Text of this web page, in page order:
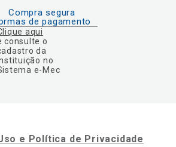
Compra segura
de pagamento
aqui
consulte o
da
no
e-Mec
e Política de Privacidade